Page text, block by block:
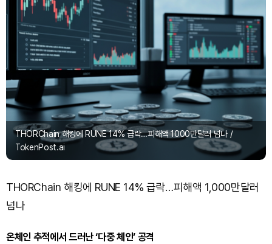
THORChain 해킹에 RUNE 14% 급락…피해액 1000만달러 넘나 /
TokenPost.ai
THORChain 해킹에 RUNE 14% 급락…피해액 1,000만달러
넘나
온체인 추적에서 드러난 ‘다중 체인’ 공격